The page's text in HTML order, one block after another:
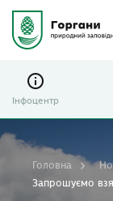
Інфоцентр
Головна
Запрошуємо